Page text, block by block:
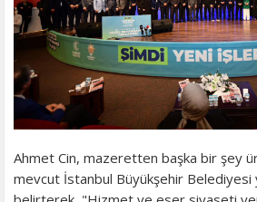
Ahmet Cin, mazeretten başka bir şey
mevcut İstanbul Büyükşehir Belediyesi